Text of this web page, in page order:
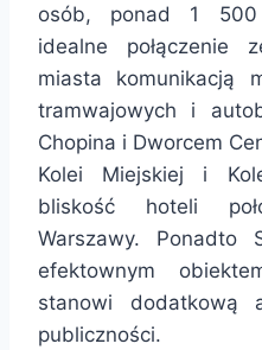
osób, ponad 1 500
idealne połączenie
miasta komunikacją
tramwajowych i
Chopina i Dworcem
Kolei Miejskiej i
bliskość hoteli
Warszawy. Ponadto
efektownym
stanowi dodatkową
publiczności.